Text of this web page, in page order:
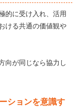
的に受け入れ、活用
ける共通の価値観や
向が同じなら協力し
ションを意識す